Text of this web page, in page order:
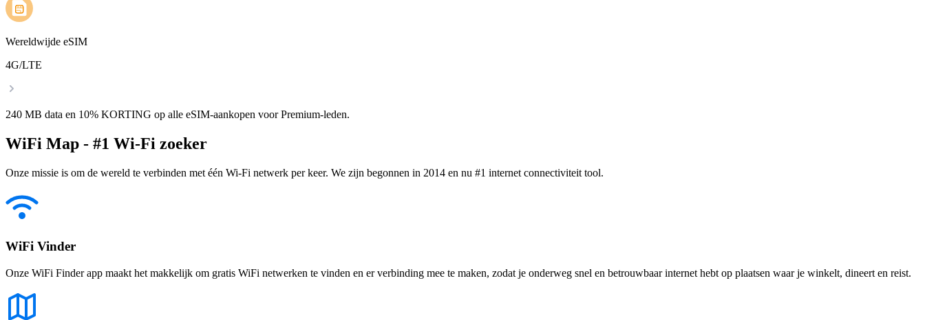
Wereldwijde eSIM
4G/LTE
240 MB data en 10% KORTING op alle eSIM-aankopen voor Premium-leden.
WiFi Map - #1 Wi-Fi zoeker
Onze missie is om de wereld te verbinden met één Wi-Fi netwerk per keer. We zijn begonnen in 2014 en nu #1 internet connectiviteit tool.
WiFi Vinder
Onze WiFi Finder app maakt het makkelijk om gratis WiFi netwerken te vinden en er verbinding mee te maken, zodat je onderweg snel en betrouwbaar internet hebt op plaatsen waar je winkelt, dineert en reist.